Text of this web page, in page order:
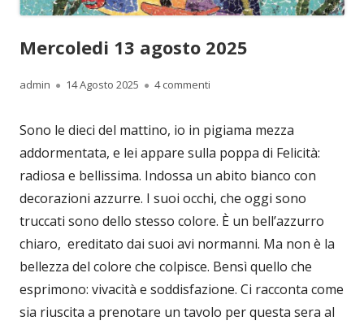
Mercoledi 13 agosto 2025
Autore
admin Pubblicato
14 Agosto 2025 4 commenti
Sono le dieci del mattino, io in pigiama mezza
addormentata, e lei appare sulla poppa di Felicità:
radiosa e bellissima. Indossa un abito bianco con
decorazioni azzurre. I suoi occhi, che oggi sono
truccati sono dello stesso colore. È un bell’azzurro
chiaro, ereditato dai suoi avi normanni. Ma non è la
bellezza del colore che colpisce. Bensì quello che
esprimono: vivacità e soddisfazione. Ci racconta come
sia riuscita a prenotare un tavolo per questa sera al